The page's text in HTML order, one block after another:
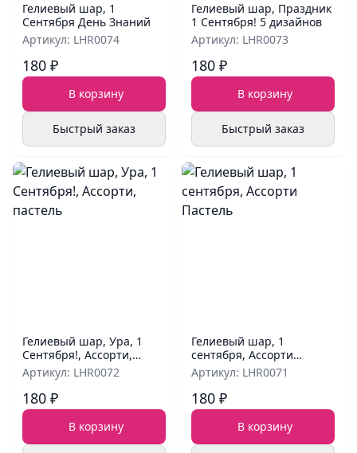
Гелиевый шар, 1
Сентября День Знаний
Артикул: LHR0074
180 ₽
В корзину
Быстрый заказ
Гелиевый шар, Праздник
1 Сентября! 5 дизайнов
Артикул: LHR0073
180 ₽
В корзину
Быстрый заказ
Гелиевый шар, Ура, 1
Сентября!, Ассорти,
пастель
Артикул: LHR0072
180 ₽
В корзину
Гелиевый шар, 1
сентября, Ассорти
Пастель
Артикул: LHR0071
180 ₽
В корзину